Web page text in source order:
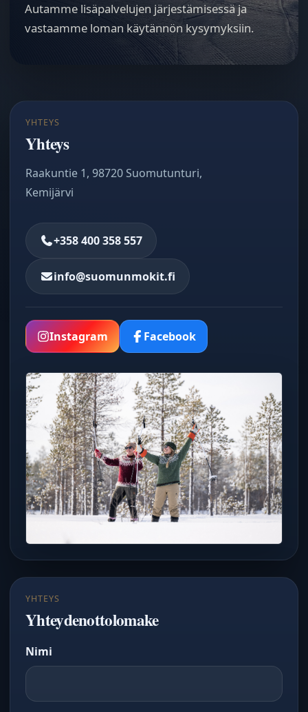
Autamme lisäpalvelujen järjestämisessä ja
vastaamme loman käytännön kysymyksiin.
YHTEYS
Yhteys
Raakuntie 1, 98720 Suomutunturi,
Kemijärvi
+358 400 358 557
info@suomunmokit.fi
Instagram Facebook
YHTEYS
Yhteydenottolomake
Nimi